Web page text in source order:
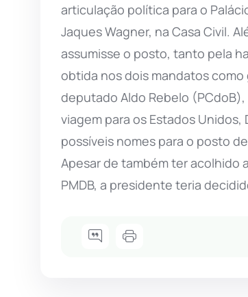
articulação política para o
Jaques Wagner, na Casa Civil.
assumisse o posto, tanto pela
obtida nos dois mandatos como
deputado Aldo Rebelo
viagem para os Estados
possíveis nomes para o posto
Apesar de também ter acolhido
PMDB, a presidente teria